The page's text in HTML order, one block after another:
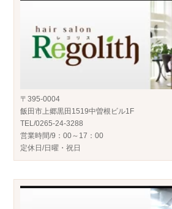
〒395-0004
飯田市上郷黒田1519中曽根ビル1F
TEL/0265-24-3288
営業時間/9：00～17：00
定休日/日曜・祝日